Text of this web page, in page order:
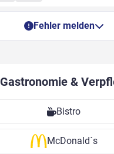
Fehler melden
Gastronomie &
Bistro
McDonald´s